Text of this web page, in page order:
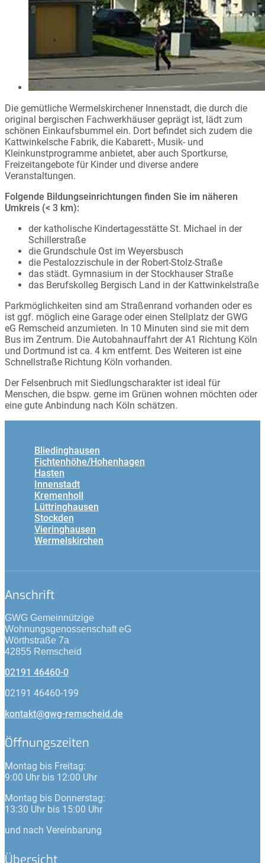
Die gemütliche Wermelskirchener Innenstadt, die durch die
original bergischen Fachwerkhäuser geprägt ist, lädt zum
schönen Einkaufsbummel ein. Dort befindet sich zudem die
Kattwinkelsche Fabrik, die Kabarett-, Musik- und
Kleinkunstprogramme anbietet, aber auch Sportkurse,
Freizeitangebote für Kinder und diverse andere
Veranstaltungen.
Folgende Bildungseinrichtungen finden Sie im näheren
Umkreis (< 3 km):
der katholische Kindertagesstätte St. Michael in der
Schillerstraße
die Grundschule Ost im Weyersbusch
die Pestalozzischule in der Robert-Stolz-Straße
das städt. Gymnasium in der Stockhauser Straße
das Berufskolleg Bergisch Land in der Kattwinkelstraße
Parkmöglichkeiten sind am Straßenrand vorhanden oder es
ist ggf. möglich eine Garage oder einen Stellplatz der GWG
eG Remscheid anzumieten. In 10 Minuten sind sie mit dem
Bus im Zentrum. Die Autobahnauffahrt der A1 Richtung Köln
und Dortmund ist ca. 4 km entfernt. Des Weiteren ist eine
Schnellstraße Richtung Köln vorhanden.
Der Felsenbruch mit Siedlungscharakter ist ideal für
Menschen, die bspw. gerne im Grünen wohnen möchten oder
eine gute Anbindung nach Köln schätzen.
Bliedinghausen
Fichtenhöhe/Hohenhagen
Hasten
Innenstadt
Kremenholl
Lüttringhausen
Stockden
Vieringhausen
Wermelskirchen
Anschrift
GWG Gemeinnützige
Wohnungsgenossenschaft eG
Wörthstraße 7a
42855 Remscheid
02191 46460-0
02191 46460-199
kontakt@gwg-remscheid.de
Öffnungszeiten
Montag bis Freitag:
9:00 Uhr bis 12:00 Uhr
Montag bis Donnerstag:
13:30 Uhr bis 15:00 Uhr
und nach Vereinbarung
Übersicht